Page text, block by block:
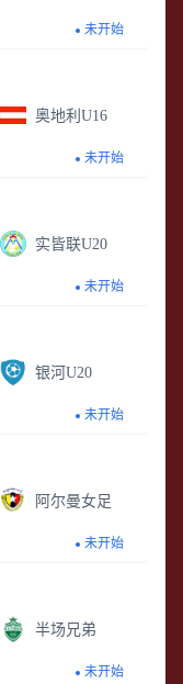
未开始
奥地利U16
未开始
实皆联U20
未开始
银河U20
未开始
阿尔曼女足
未开始
半场兄弟
未开始